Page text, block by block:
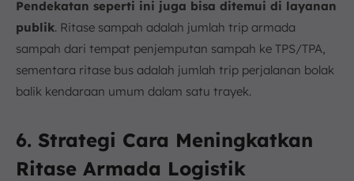
Pendekatan seperti ini juga bisa ditemui di layanan
publik. Ritase sampah adalah jumlah trip armada
sampah dari tempat penjemputan sampah ke TPS/TPA,
sementara ritase bus adalah jumlah trip perjalanan bolak
balik kendaraan umum dalam satu trayek.
6. Strategi Cara Meningkatkan
Ritase Armada Logistik